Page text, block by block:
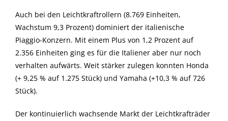
Auch bei den Leichtkraftrollern (8.769 Einheiten,
Wachstum 9,3 Prozent) dominiert der italienische
Piaggio-Konzern. Mit einem Plus von 1,2 Prozent auf
2.356 Einheiten ging es für die Italiener aber nur noch
verhalten aufwärts. Weit stärker zulegen konnten Honda
(+ 9,25 % auf 1.275 Stück) und Yamaha (+10,3 % auf 726
Stück).
Der kontinuierlich wachsende Markt der Leichtkrafträder